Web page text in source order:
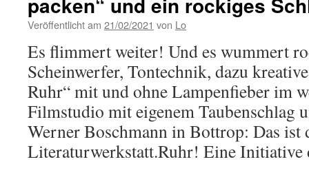
Veröffentlicht am 21/02/2021 von Lo
Es flimmert weiter! Und es wummert
Scheinwerfer, Tontechnik, dazu
Ruhr“ mit und ohne Lampenfieber im
Filmstudio mit eigenem Taubenschlag
Werner Boschmann in Bottrop: Das ist
Literaturwerkstatt.Ruhr! Eine